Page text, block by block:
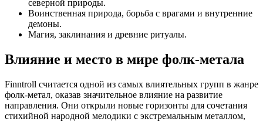
северной природы.
Воинственная природа, борьба с врагами и внутренние
демоны.
Магия, заклинания и древние ритуалы.
Влияние и место в мире фолк-метала
Finntroll считается одной из самых влиятельных групп в жанре
фолк-метал, оказав значительное влияние на развитие
направления. Они открыли новые горизонты для сочетания
стихийной народной мелодики с экстремальным металлом,